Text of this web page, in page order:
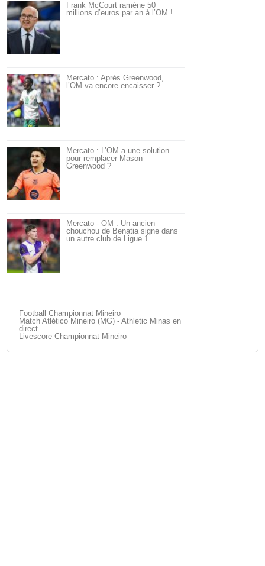
Frank McCourt ramène 50
millions d’euros par an à l’OM !
Mercato : Après Greenwood,
l’OM va encore encaisser ?
Mercato : L’OM a une solution
pour remplacer Mason
Greenwood ?
Mercato - OM : Un ancien
chouchou de Benatia signe dans
un autre club de Ligue 1…
Football Championnat Mineiro
Match Atlético Mineiro (MG) - Athletic Minas en
direct.
Livescore Championnat Mineiro